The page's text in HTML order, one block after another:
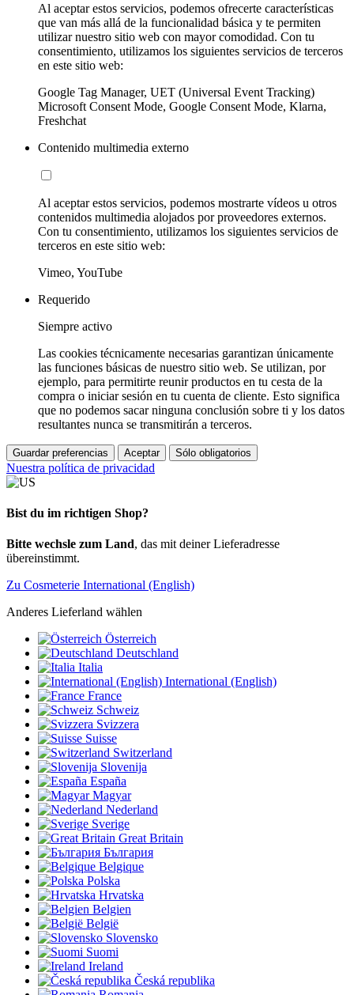
Al aceptar estos servicios, podemos ofrecerte características
que van más allá de la funcionalidad básica y te permiten
utilizar nuestro sitio web con mayor comodidad. Con tu
consentimiento, utilizamos los siguientes servicios de terceros
en este sitio web:
Google Tag Manager, UET (Universal Event Tracking)
Microsoft Consent Mode, Google Consent Mode, Klarna,
Freshchat
Contenido multimedia externo
Al aceptar estos servicios, podemos mostrarte vídeos u otros
contenidos multimedia alojados por proveedores externos.
Con tu consentimiento, utilizamos los siguientes servicios de
terceros en este sitio web:
Vimeo, YouTube
Requerido
Siempre activo
Las cookies técnicamente necesarias garantizan únicamente
las funciones básicas de nuestro sitio web. Se utilizan, por
ejemplo, para permitirte reunir productos en tu cesta de la
compra o iniciar sesión en tu cuenta de cliente. Esto significa
que no podemos sacar ninguna conclusión sobre ti y los datos
resultantes nunca se transmitirán a terceros.
Guardar preferencias Aceptar Sólo obligatorios
Nuestra política de privacidad
Bist du im richtigen Shop?
Bitte wechsle zum Land, das mit deiner Lieferadresse
übereinstimmt.
Zu Cosmeterie International (English)
Anderes Lieferland wählen
Österreich
Deutschland
Italia
International (English)
France
Schweiz
Svizzera
Suisse
Switzerland
Slovenija
España
Magyar
Nederland
Sverige
Great Britain
България
Belgique
Polska
Hrvatska
Belgien
België
Slovensko
Suomi
Ireland
Česká republika